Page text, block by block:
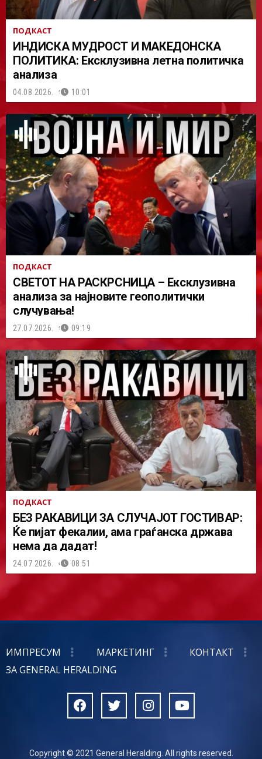
ПОДКАСТ
ИНДИСКА МУДРОСТ И МАКЕДОНСКА
ПОЛИТИКА: Ексклузивна летна политичка
анализа
04.08.2026. 10:01
ПОДКАСТ
СВЕТОТ НА РАСКРСНИЦА – Ексклузивна
анализа за најновите геополитички
случувања!
27.07.2026. 09:19
ПОДКАСТ
БЕЗ РАКАВИЦИ ЗА СЛУЧАЈОТ ГОСТИВАР:
Ќе пијат фекалии, ама граѓанска држава
нема да дадат!
24.07.2026. 08:51
ИМПРЕСУМ МАРКЕТИНГ
КОНТАКТ
ЗА GENERAL HERALDING
Copyright © 2021 General Heralding. All rights reserved.